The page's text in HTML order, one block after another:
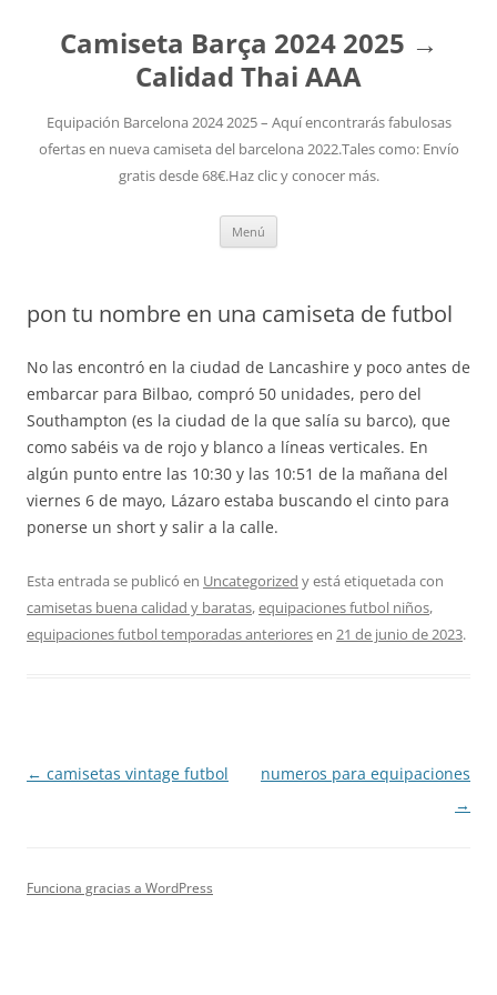
Camiseta Barça 2024 2025 →
Calidad Thai AAA
Equipación Barcelona 2024 2025 – Aquí encontrarás fabulosas
ofertas en nueva camiseta del barcelona 2022.Tales como: Envío
gratis desde 68€.Haz clic y conocer más.
Menú
pon tu nombre en una camiseta de futbol
No las encontró en la ciudad de Lancashire y poco antes de
embarcar para Bilbao, compró 50 unidades, pero del
Southampton (es la ciudad de la que salía su barco), que
como sabéis va de rojo y blanco a líneas verticales. En
algún punto entre las 10:30 y las 10:51 de la mañana del
viernes 6 de mayo, Lázaro estaba buscando el cinto para
ponerse un short y salir a la calle.
Esta entrada se publicó en Uncategorized y está etiquetada con
camisetas buena calidad y baratas,equipaciones futbol niños,
equipaciones futbol temporadas anterioresen 21 de junio de 2023.
Navegación
← camisetas vintage futbol
numeros para equipaciones
→
Funciona gracias a WordPress